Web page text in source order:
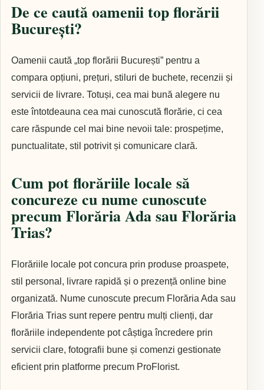
De ce caută oamenii top florării
București?
Oamenii caută „top florării București” pentru a
compara opțiuni, prețuri, stiluri de buchete, recenzii și
servicii de livrare. Totuși, cea mai bună alegere nu
este întotdeauna cea mai cunoscută florărie, ci cea
care răspunde cel mai bine nevoii tale: prospețime,
punctualitate, stil potrivit și comunicare clară.
Cum pot florăriile locale să
concureze cu nume cunoscute
precum Florăria Ada sau Florăria
Trias?
Florăriile locale pot concura prin produse proaspete,
stil personal, livrare rapidă și o prezență online bine
organizată. Nume cunoscute precum Florăria Ada sau
Florăria Trias sunt repere pentru mulți clienți, dar
florăriile independente pot câștiga încredere prin
servicii clare, fotografii bune și comenzi gestionate
eficient prin platforme precum ProFlorist.